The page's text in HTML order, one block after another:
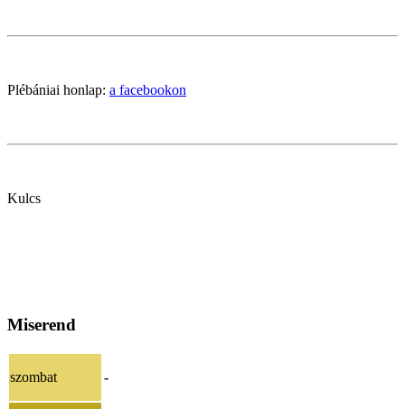
Plébániai honlap: a facebookon
Kulcs
Miserend
szombat -